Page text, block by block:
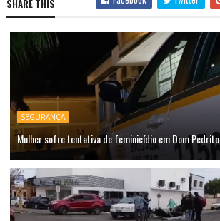
SHARE THIS
SEGURANÇA
Mulher sofre tentativa de feminicídio em Dom Pedrito